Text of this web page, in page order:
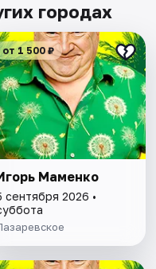
городах
от 1 500 ₽
Маменко
сентября 2026 •